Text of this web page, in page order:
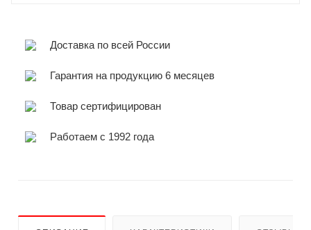
Доставка по всей России
Гарантия на продукцию 6 месяцев
Товар сертифицирован
Работаем с 1992 года